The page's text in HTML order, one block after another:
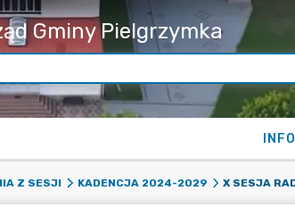
Gminy Pielgrzymka
Z SESJI KADENCJA 2024-2029 X SESJA